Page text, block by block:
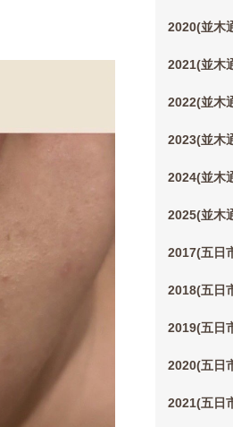
2020(並木
2021(並木
2022(並木
2023(並木
2024(並木
2025(並木
2017(五日
2018(五日
2019(五日
2020(五日
2021(五日